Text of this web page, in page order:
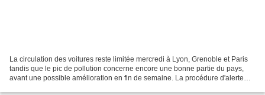
La circulation des voitures reste limitée mercredi à Lyon, Grenoble et Paris
tandis que le pic de pollution concerne encore une bonne partie du pays,
avant une possible amélioration en fin de semaine. La procédure d'alerte